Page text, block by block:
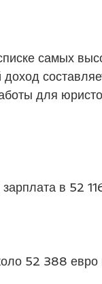
самых
для
в 52
52 388 евро